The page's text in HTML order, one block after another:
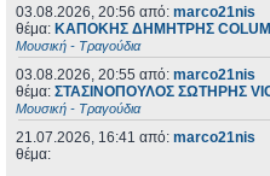
03.08.2026, 20:56 από: marco21nis
θέμα: ΚΑΠΟΚΗΣ ΔΗΜΗΤΡΗΣ
Μουσική - Τραγούδια
03.08.2026, 20:55 από: marco21nis
θέμα: ΣΤΑΣΙΝΟΠΟΥΛΟΣ ΣΩΤΗΡΗΣ
Μουσική - Τραγούδια
21.07.2026, 16:41 από: marco21nis
θέμα: